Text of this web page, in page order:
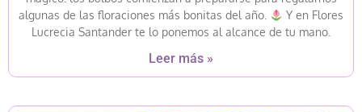
algunas de las floraciones más bonitas del año.
Y en Flores
Lucrecia Santander te lo ponemos al alcance de tu mano.
Leer más »